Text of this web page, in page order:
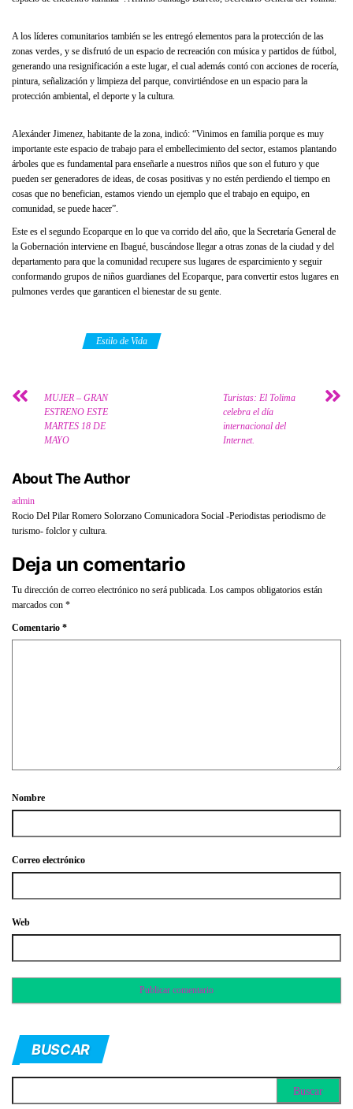
A los líderes comunitarios también se les entregó elementos para la protección de las
zonas verdes, y se disfrutó de un espacio de recreación con música y partidos de fútbol,
generando una resignificación a este lugar, el cual además contó con acciones de rocería,
pintura, señalización y limpieza del parque, convirtiéndose en un espacio para la
protección ambiental, el deporte y la cultura.
Alexánder Jimenez, habitante de la zona, indicó: “Vinimos en familia porque es muy
importante este espacio de trabajo para el embellecimiento del sector, estamos plantando
árboles que es fundamental para enseñarle a nuestros niños que son el futuro y que
pueden ser generadores de ideas, de cosas positivas y no estén perdiendo el tiempo en
cosas que no benefician, estamos viendo un ejemplo que el trabajo en equipo, en
comunidad, se puede hacer”.
Este es el segundo Ecoparque en lo que va corrido del año, que la Secretaría General de
la Gobernación interviene en Ibagué, buscándose llegar a otras zonas de la ciudad y del
departamento para que la comunidad recupere sus lugares de esparcimiento y seguir
conformando grupos de niños guardianes del Ecoparque, para convertir estos lugares en
pulmones verdes que garanticen el bienestar de su gente.
Estilo de Vida
MUJER – GRAN
ESTRENO ESTE
MARTES 18 DE
MAYO
Turistas: El Tolima
celebra el día
internacional del
Internet.
About The Author
admin
Rocio Del Pilar Romero Solorzano Comunicadora Social -Periodistas periodismo de
turismo- folclor y cultura.
Deja un comentario
Tu dirección de correo electrónico no será publicada. Los campos obligatorios están
marcados con *
Comentario *
Nombre
Correo electrónico
Web
BUSCAR